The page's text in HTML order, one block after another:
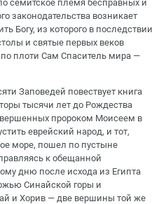
семитское племя бесправных и
законодательства возникает
Богу, из которого в последствии
и святые первых веков
плоти Сам Спаситель мира —
Заповедей повествует книга
тысячи лет до Рождества
пророком Моисеем в
еврейский народ, и тот,
море, пошел по пустыне
к обещанной
дню после исхода из Египта
Синайской горы и
и Хорив — две вершины той же